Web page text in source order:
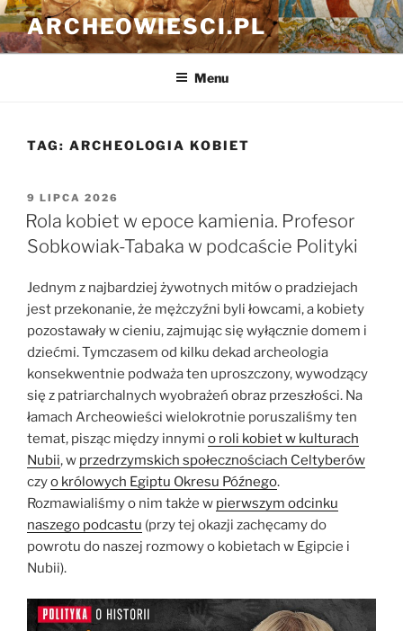
Przejdź
do
treści
ARCHEOWIESCI.PL
Menu
TAG: ARCHEOLOGIA KOBIET
OPUBLIKOWANE
W
9 LIPCA 2026
Rola kobiet w epoce kamienia. Profesor
Sobkowiak-Tabaka w podcaście Polityki
Jednym z najbardziej żywotnych mitów o pradziejach
jest przekonanie, że mężczyźni byli łowcami, a kobiety
pozostawały w cieniu, zajmując się wyłącznie domem i
dziećmi. Tymczasem od kilku dekad archeologia
konsekwentnie podważa ten uproszczony, wywodzący
się z patriarchalnych wyobrażeń obraz przeszłości. Na
łamach Archeowieści wielokrotnie poruszaliśmy ten
temat, pisząc między innymi o roli kobiet w kulturach
Nubii, w przedrzymskich społecznościach Celtyberów
czyo królowych Egiptu Okresu Późnego.
Rozmawialiśmy o nim także w pierwszym odcinku
naszego podcastu (przy tej okazji zachęcamy do
powrotu do naszej rozmowy o kobietach w Egipcie i
Nubii).